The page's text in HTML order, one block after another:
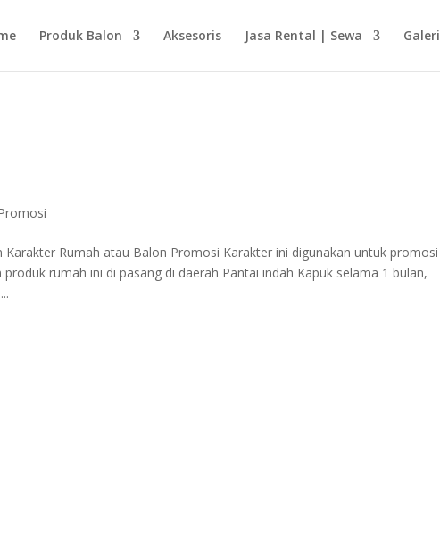
Produk Balon Aksesoris Jasa Rental | Sewa Galeri
Rumah atau Balon Promosi Karakter ini digunakan untuk promosi
rumah ini di pasang di daerah Pantai indah Kapuk selama 1 bulan,